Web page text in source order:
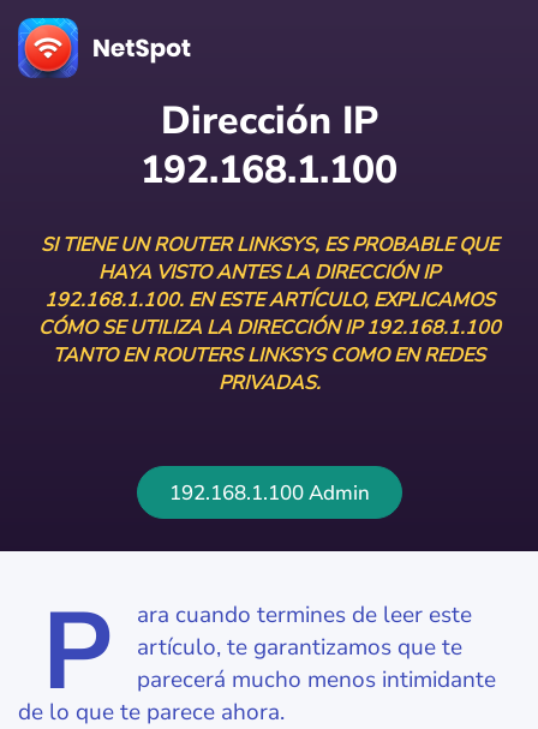
Dirección IP
192.168.1.100
SI TIENE UN ROUTER LINKSYS, ES PROBABLE QUE
HAYA VISTO ANTES LA DIRECCIÓN IP
192.168.1.100. EN ESTE ARTÍCULO, EXPLICAMOS
CÓMO SE UTILIZA LA DIRECCIÓN IP 192.168.1.100
TANTO EN ROUTERS LINKSYS COMO EN REDES
PRIVADAS.
192.168.1.100 Admin
P
ara cuando termines de leer este
artículo, te garantizamos que te
parecerá mucho menos intimidante
de lo que te parece ahora.